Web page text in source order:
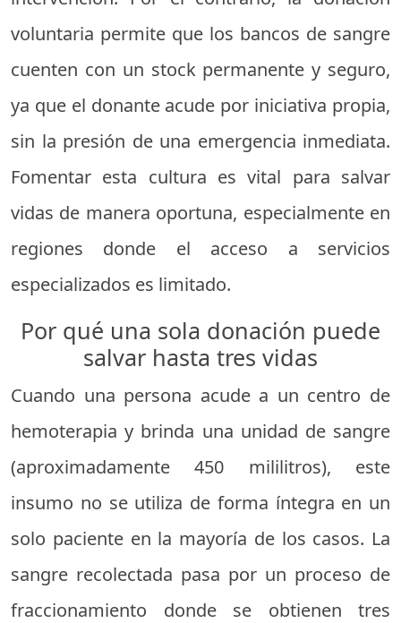
voluntaria permite que los bancos de sangre
cuenten con un stock permanente y seguro,
ya que el donante acude por iniciativa propia,
sin la presión de una emergencia inmediata.
Fomentar esta cultura es vital para salvar
vidas de manera oportuna, especialmente en
regiones donde el acceso a servicios
especializados es limitado.
Por qué una sola donación puede
salvar hasta tres vidas
Cuando una persona acude a un centro de
hemoterapia y brinda una unidad de sangre
(aproximadamente 450 mililitros), este
insumo no se utiliza de forma íntegra en un
solo paciente en la mayoría de los casos. La
sangre recolectada pasa por un proceso de
fraccionamiento donde se obtienen tres